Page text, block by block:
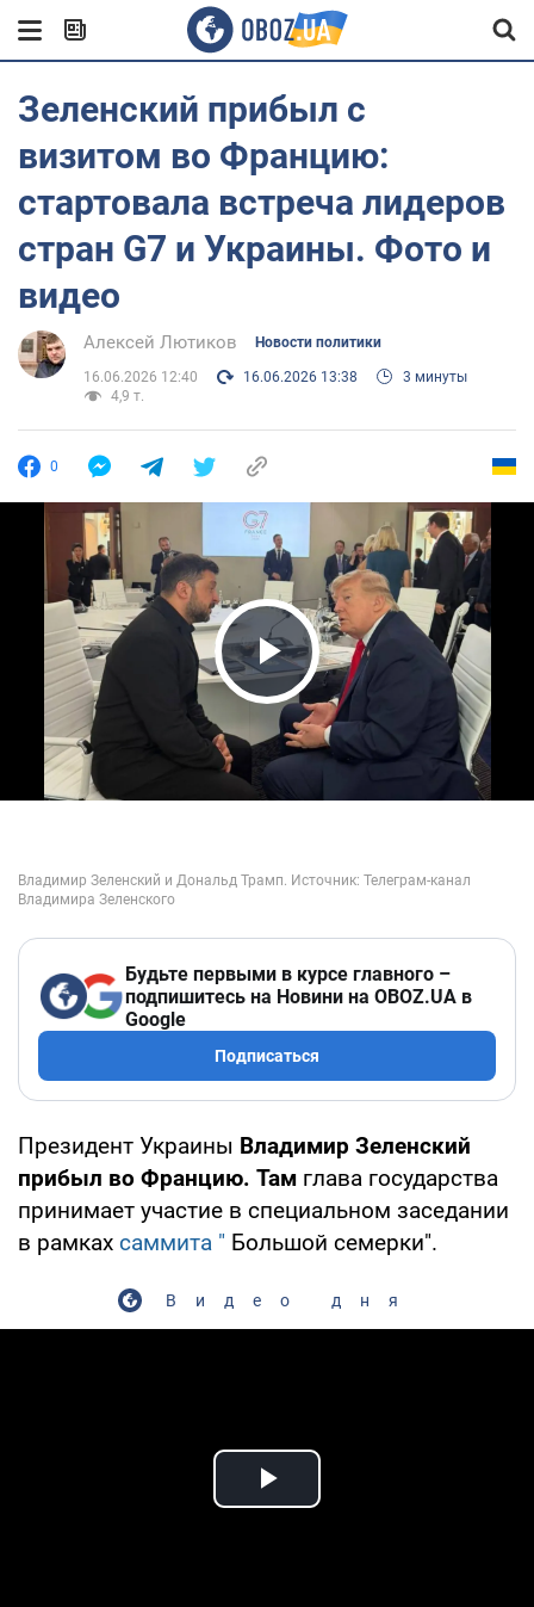
Зеленский прибыл с
визитом во Францию:
стартовала встреча лидеров
стран G7 и Украины. Фото и
видео
Алексей Лютиков Новости политики
16.06.2026 12:40 16.06.2026 13:38
3 минуты
4,9 т.
0
Play Video
Будьте первыми в курсе главного –
подпишитесь на Новини на OBOZ.UA в
Google
Подписаться
Президент Украины Владимир Зеленский
прибыл во Францию. Там глава государства
принимает участие в специальном заседании
в рамках саммита " Большой семерки".
Видео дня
Play Video